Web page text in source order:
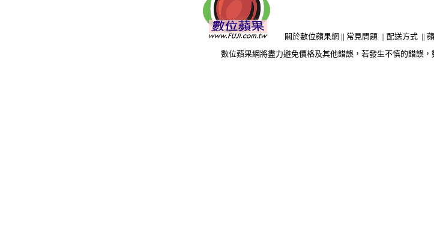
關於數位蘋果網 || 常見問題 || 配送方式 ||
數位蘋果網將盡力避免價格及其他錯誤，若發生不慎的錯誤